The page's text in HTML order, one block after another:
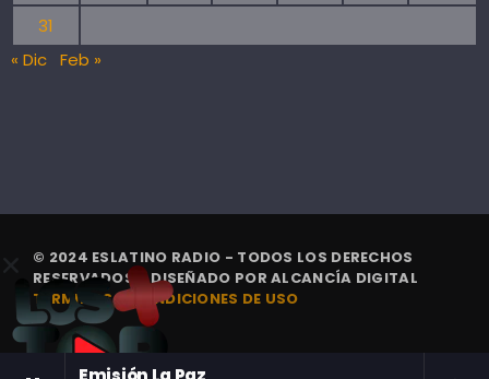
31
« Dic Feb »
© 2024 ESLATINO RADIO - TODOS LOS DERECHOS
RESERVADOS. | DISEÑADO PORALCANCÍA DIGITAL
TÉRMINOS Y CONDICIONES DE USO